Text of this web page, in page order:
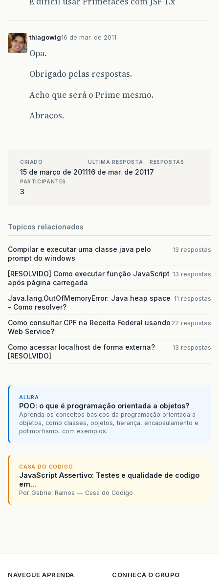
thiagowig16 de mar. de 2011
Opa.
Obrigado pelas respostas.
Acho que será o Prime mesmo.
Abraços.
CRIADO
15 de março de 2011
ULTIMA RESPOSTA
16 de mar. de 2011
RESPOSTAS
7
PARTICIPANTES
3
Topicos relacionados
Compilar e executar uma classe java pelo
prompt do windows
13 respostas
[RESOLVIDO] Como executar função JavaScript
após página carregada
13 respostas
Java.lang.OutOfMemoryError: Java heap space
- Como resolver?
11 respostas
Como consultar CPF na Receita Federal usando
Web Service?
22 respostas
Como acessar localhost de forma externa?
[RESOLVIDO]
13 respostas
ALURA
POO: o que é programação orientada a objetos?
Aprenda os conceitos básicos da programação orientada a
objetos, como classes, objetos, herança, encapsulamento e
polimorfismo, com exemplos.
CASA DO CODIGO
JavaScript Assertivo: Testes e qualidade de codigo
em...
Por Gabriel Ramos — Casa do Codigo
NAVEGUE APRENDA
CONHECA O GRUPO